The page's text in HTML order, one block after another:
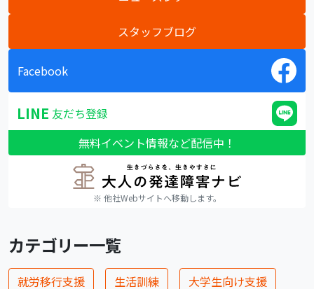
スタッフブログ
Facebook
LINE 友だち登録
無料イベント情報など配信中！
※ 他社Webサイトへ移動します。
カテゴリー一覧
就労移行支援 生活訓練 大学生向け支援